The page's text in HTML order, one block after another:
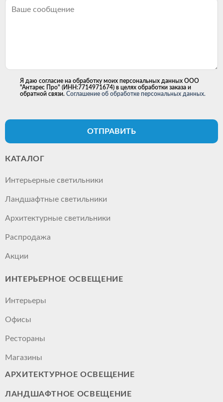
Я даю согласие на обработку моих персональных данных ООО
"Антарес Про" (ИНН:7714971674) в целях обработки заказа и
обратной связи. Соглашение об обработке персональных данных.
ОТПРАВИТЬ
КАТАЛОГ
Интерьерные светильники
Ландшафтные светильники
Архитектурные светильники
Распродажа
Акции
ИНТЕРЬЕРНОЕ ОСВЕЩЕНИЕ
Интерьеры
Офисы
Рестораны
Магазины
АРХИТЕКТУРНОЕ ОСВЕЩЕНИЕ
ЛАНДШАФТНОЕ ОСВЕЩЕНИЕ